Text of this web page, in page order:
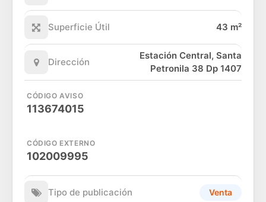
Superficie Útil 43 m²
Dirección
Estación Central, Santa
Petronila 38 Dp 1407
CÓDIGO AVISO
113674015
CÓDIGO EXTERNO
102009995
Tipo de publicación Venta